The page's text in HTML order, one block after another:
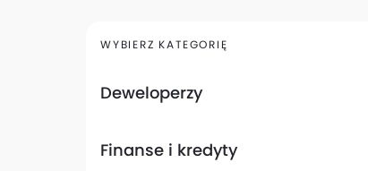
WYBIERZ KATEGORIĘ
Deweloperzy
Finanse i kredyty